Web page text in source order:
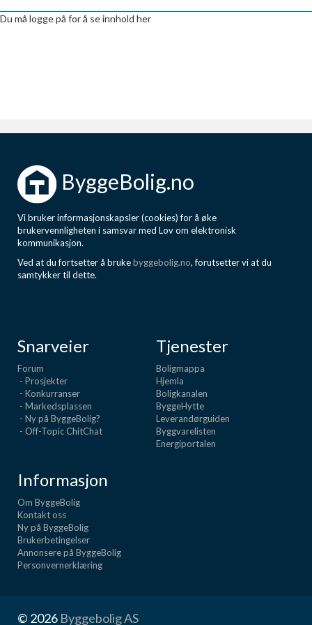
Boligmappa+
Du må logge på for å se innhold her
ByggeBolig.no
Vi bruker informasjonskapsler (cookies) for å øke
brukervennligheten i samsvar med Lov om elektronisk
kommunikasjon.
Ved at du fortsetter å brukebyggebolig.no, forutsetter vi at du
samtykker til dette.
Snarveier
Forum
- Prosjekter
- Konkurranser
- Markedsplassen
- Ny på ByggeBolig?
- Off-Topic ChitChat
Tjenester
Boligmappa
Hjemla
Boligkanalen
ByggeHytte
Leverandørguiden
Byggvarelisten
Energiportalen
Informasjon
Om ByggeBolig
Kontakt oss
Ny på ByggeBolig
Brukerbetingelser
Annonsere på ByggeBolig
Personvernerklæring
© 2026 Byggebolig AS